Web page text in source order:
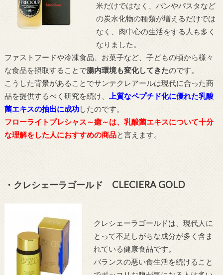
米だけではなく、パンやパスタなど
の炭水化物の種類が増えるだけでは
なく、肉中心の生活をする人も多く
なりました。
ファストフードや冷凍食品、お菓子など、子どもの頃から様々
な食品を摂取することで腸内環境も変化してきたのです。
こうした背景があることでサンテクレアールは現代に合った商
品を提供するべく研究を続け、
上質なペプチド化に優れた乳酸
菌エキスの抽出に成功したのです。
フローライトプレシャス～癒～は、乳酸菌エキスについて十分
な理解をした人におすすめの商品と言えます。
・クレシェーラゴールド CLECIERA GOLD
クレシェーラゴールドは、現代人に
とって不足しがちな成分が多く含ま
れている健康食品です。
バランスの悪い食生活を続けること